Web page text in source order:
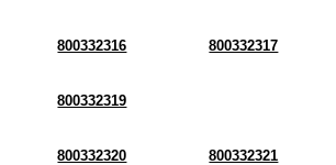
800332316 800332317
800332319
800332320 800332321